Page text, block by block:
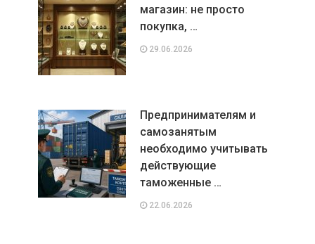
магазин: не просто
покупка, …
29.06.2026
Предпринимателям и
самозанятым
необходимо учитывать
действующие
таможенные …
22.06.2026